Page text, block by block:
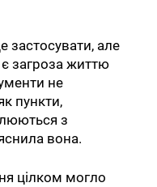
але
загроза життю
не
пункти,
з
вона.
цілком могло